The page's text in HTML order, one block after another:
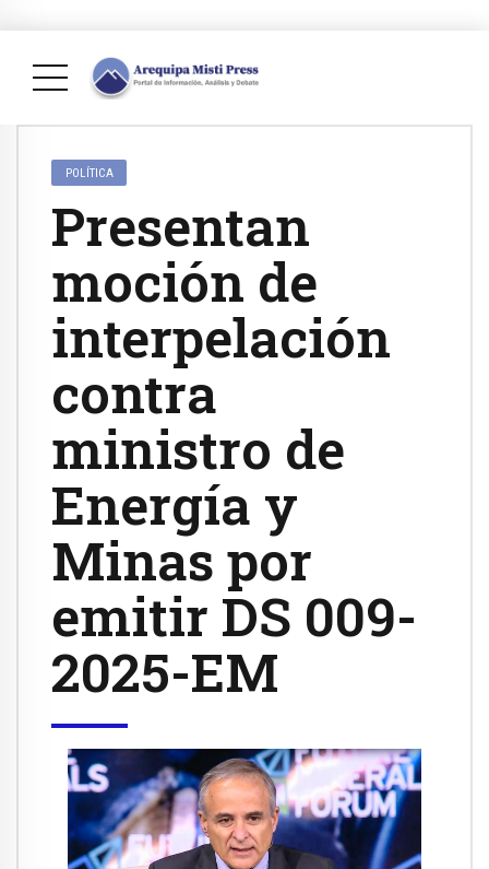
POLÍTICA
Presentan
moción de
interpelación
contra
ministro de
Energía y
Minas por
emitir DS 009-
2025-EM